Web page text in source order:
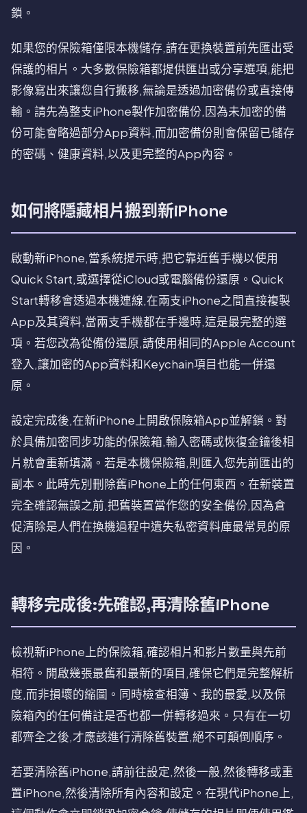
鎖。
如果您的保險箱僅限本機儲存,請在更換裝置前先匯出受
保護的相片。大多數保險箱都提供匯出或分享選項,能把
影像寫出來讓您自行搬移,無論是透過加密備份或直接傳
輸。請先為整支iPhone製作加密備份,因為未加密的備
份可能會略過部分App資料,而加密備份則會保留已儲存
的密碼、健康資料,以及更完整的App內容。
如何將隱藏相片搬到新iPhone
啟動新iPhone,當系統提示時,把它靠近舊手機以使用
Quick Start,或選擇從iCloud或電腦備份還原。Quick
Start轉移會透過本機連線,在兩支iPhone之間直接複製
App及其資料,當兩支手機都在手邊時,這是最完整的選
項。若您改為從備份還原,請使用相同的Apple Account
登入,讓加密的App資料和Keychain項目也能一併還
原。
設定完成後,在新iPhone上開啟保險箱App並解鎖。對
於具備加密同步功能的保險箱,輸入密碼或恢復金鑰後相
片就會重新填滿。若是本機保險箱,則匯入您先前匯出的
副本。此時先別刪除舊iPhone上的任何東西。在新裝置
完全確認無誤之前,把舊裝置當作您的安全備份,因為倉
促清除是人們在換機過程中遺失私密資料庫最常見的原
因。
轉移完成後:先確認,再清除舊iPhone
檢視新iPhone上的保險箱,確認相片和影片數量與先前
相符。開啟幾張最舊和最新的項目,確保它們是完整解析
度,而非損壞的縮圖。同時檢查相簿、我的最愛,以及保
險箱內的任何備註是否也都一併轉移過來。只有在一切
都齊全之後,才應該進行清除舊裝置,絕不可顛倒順序。
若要清除舊iPhone,請前往設定,然後一般,然後轉移或重
置iPhone,然後清除所有內容和設定。在現代iPhone上,